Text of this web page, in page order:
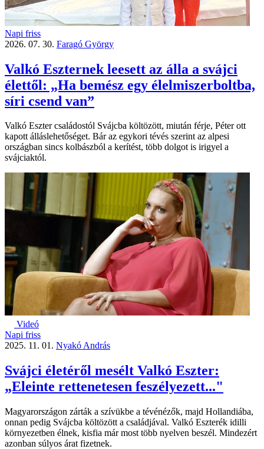
Napi friss
2026. 07. 30. Faragó György
Valkó Eszternek leesett az álla a svájci
élettől: „Ha bemész egy élelmiszerboltba,
síri csend van”
Valkó Eszter családostól Svájcba költözött, miután férje, Péter ott
kapott álláslehetőséget. Bár az egykori tévés szerint az alpesi
országban sincs kolbászból a kerítést, több dolgot is irigyel a
svájciaktól.
Videó
Napi friss
2025. 11. 01. Nyakó András
Svájci életéről mesélt Valkó Eszter:
„Eleinte rettenetesen feszélyezett..."
Magyarországon zárták a szívükbe a tévénézők, majd Hollandiába,
onnan pedig Svájcba költözött a családjával. Valkó Eszterék idilli
környezetben élnek, kisfia már most több nyelven beszél. Mindezért
azonban súlyos árat fizetnek.